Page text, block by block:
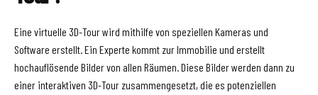
Eine virtuelle 3D-Tour wird mithilfe von speziellen Kameras und
Software erstellt. Ein Experte kommt zur Immobilie und erstellt
hochauflösende Bilder von allen Räumen. Diese Bilder werden dann zu
einer interaktiven 3D-Tour zusammengesetzt, die es potenziellen